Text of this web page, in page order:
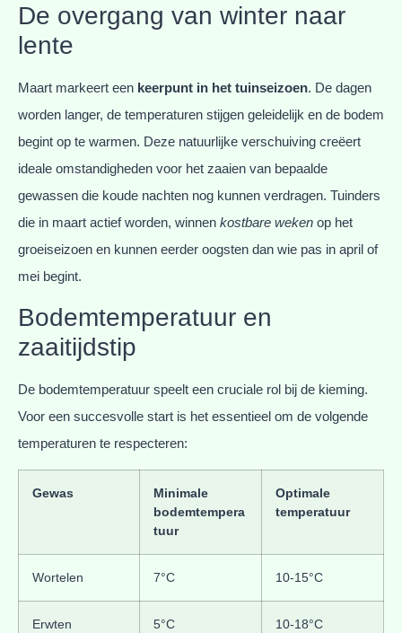
De overgang van winter naar
lente
Maart markeert een keerpunt in het tuinseizoen. De dagen
worden langer, de temperaturen stijgen geleidelijk en de bodem
begint op te warmen. Deze natuurlijke verschuiving creëert
ideale omstandigheden voor het zaaien van bepaalde
gewassen die koude nachten nog kunnen verdragen. Tuinders
die in maart actief worden, winnen kostbare weken op het
groeiseizoen en kunnen eerder oogsten dan wie pas in april of
mei begint.
Bodemtemperatuur en
zaaitijdstip
De bodemtemperatuur speelt een cruciale rol bij de kieming.
Voor een succesvolle start is het essentieel om de volgende
temperaturen te respecteren:
Gewas
Minimale
bodemtempera
tuur
Optimale
temperatuur
Wortelen 7°C 10-15°C
Erwten 5°C 10-18°C